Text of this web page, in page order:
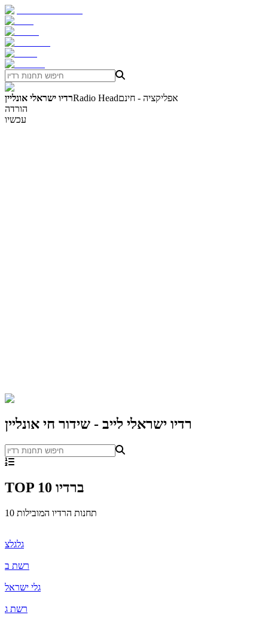
רדיו ישראלי אונלייןRadio Headאפליקציה - חינם
הורדה
עכשיו
רדיו ישראלי לייב - שידור חי אונליין
TOP 10 ברדיו
10 תחנות הרדיו המובילות
גלגלצ
רשת ב
גלי ישראל
רשת ג